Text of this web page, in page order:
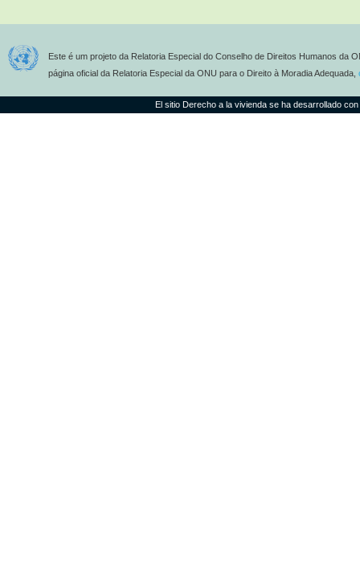
Este é um projeto da Relatoria Especial do Conselho de Direitos Humanos da
página oficial da Relatoria Especial da ONU para o Direito à Moradia Adequada,
El sitio Derecho a la vivienda se ha desarrollado